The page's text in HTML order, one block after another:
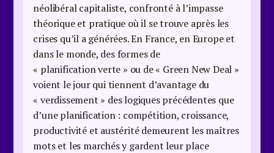
néolibéral capitaliste, confronté à l’impasse
théorique et pratique où il se trouve après les
crises qu’il a générées. En France, en Europe et
dans le monde, des formes de
« planification verte » ou de « Green New Deal »
voient le jour qui tiennent d’avantage du
« verdissement » des logiques précédentes que
d’une planification : compétition, croissance,
productivité et austérité demeurent les maîtres
mots et les marchés y gardent leur place